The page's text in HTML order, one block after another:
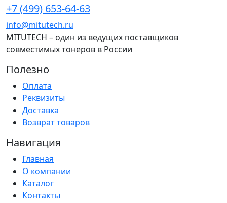
+7 (499) 653-64-63
info@mitutech.ru
MITUTECH – один из ведущих поставщиков
совместимых тонеров в России
Полезно
Оплата
Реквизиты
Доставка
Возврат товаров
Навигация
Главная
О компании
Каталог
Контакты